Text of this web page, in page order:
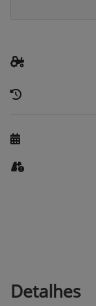
Detalhes